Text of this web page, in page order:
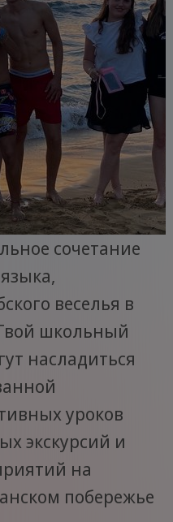
сочетание
веселья в
школьный
насладиться
уроков
экскурсий и
на
побережье